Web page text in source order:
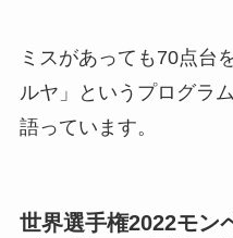
ミスがあっても70点台
ルヤ」というプログラ
語っています。
世界選手権2022モン